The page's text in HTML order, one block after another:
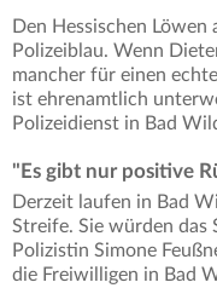
Den Hessischen
Polizeiblau. Wenn
mancher für einen
ist ehrenamtlich
Polizeidienst in Bad
"Es gibt nur positive
Derzeit laufen in Bad
Streife. Sie würden das
Polizistin Simone
die Freiwilligen in Bad